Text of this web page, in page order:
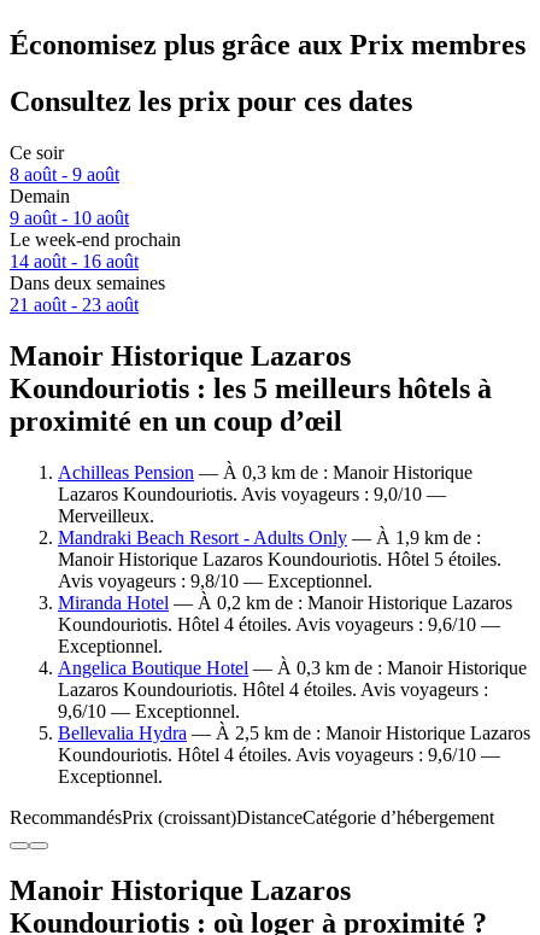
Économisez plus grâce aux Prix membres
Consultez les prix pour ces dates
Ce soir
8 août - 9 août
Demain
9 août - 10 août
Le week-end prochain
14 août - 16 août
Dans deux semaines
21 août - 23 août
Manoir Historique Lazaros
Koundouriotis : les 5 meilleurs hôtels à
proximité en un coup d’œil
Achilleas Pension — À 0,3 km de : Manoir Historique
Lazaros Koundouriotis. Avis voyageurs : 9,0/10 —
Merveilleux.
Mandraki Beach Resort - Adults Only — À 1,9 km de :
Manoir Historique Lazaros Koundouriotis. Hôtel 5 étoiles.
Avis voyageurs : 9,8/10 — Exceptionnel.
Miranda Hotel — À 0,2 km de : Manoir Historique Lazaros
Koundouriotis. Hôtel 4 étoiles. Avis voyageurs : 9,6/10 —
Exceptionnel.
Angelica Boutique Hotel — À 0,3 km de : Manoir Historique
Lazaros Koundouriotis. Hôtel 4 étoiles. Avis voyageurs :
9,6/10 — Exceptionnel.
Bellevalia Hydra — À 2,5 km de : Manoir Historique Lazaros
Koundouriotis. Hôtel 4 étoiles. Avis voyageurs : 9,6/10 —
Exceptionnel.
RecommandésPrix (croissant)DistanceCatégorie d’hébergement
Manoir Historique Lazaros
Koundouriotis : où loger à proximité ?